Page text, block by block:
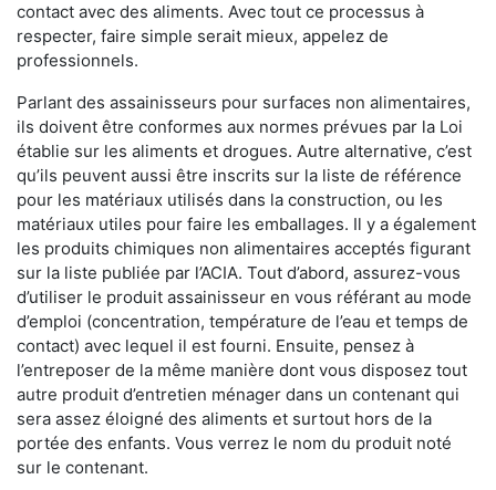
contact avec des aliments. Avec tout ce processus à
respecter, faire simple serait mieux, appelez de
professionnels.
Parlant des assainisseurs pour surfaces non alimentaires,
ils doivent être conformes aux normes prévues par la Loi
établie sur les aliments et drogues. Autre alternative, c’est
qu’ils peuvent aussi être inscrits sur la liste de référence
pour les matériaux utilisés dans la construction, ou les
matériaux utiles pour faire les emballages. Il y a également
les produits chimiques non alimentaires acceptés figurant
sur la liste publiée par l’ACIA. Tout d’abord, assurez-vous
d’utiliser le produit assainisseur en vous référant au mode
d’emploi (concentration, température de l’eau et temps de
contact) avec lequel il est fourni. Ensuite, pensez à
l’entreposer de la même manière dont vous disposez tout
autre produit d’entretien ménager dans un contenant qui
sera assez éloigné des aliments et surtout hors de la
portée des enfants. Vous verrez le nom du produit noté
sur le contenant.